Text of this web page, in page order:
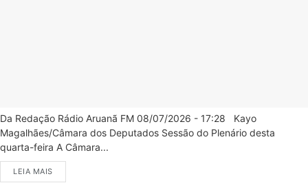
Da Redação Rádio Aruanã FM 08/07/2026 - 17:28 Kayo
Magalhães/Câmara dos Deputados Sessão do Plenário desta
quarta-feira A Câmara...
LEIA MAIS